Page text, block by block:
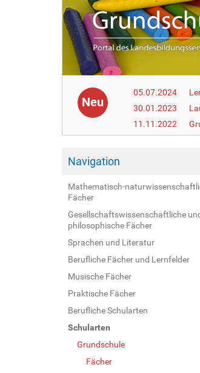
e
r
e
Neu
05.07.2024
30.01.2023
11.11.2022
Navigation
Mathematisch-
Fächer
Gesellschaftswissenschaftliche
philosophische Fächer
Sprachen und Literatur
Berufliche Fächer und Lernfelder
Musische Fächer
Praktische Fächer
Berufliche Schularten
Schularten
Grundschule
Fächer